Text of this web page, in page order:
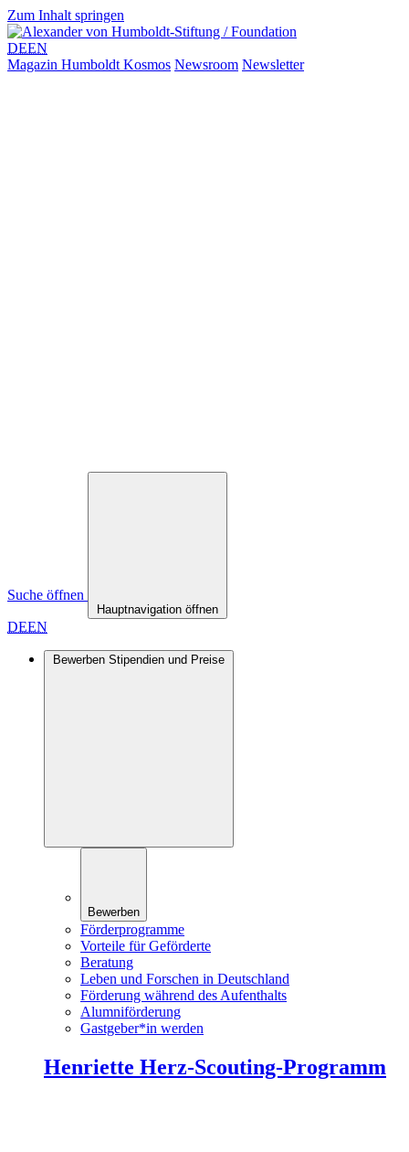
Zum Inhalt springen
DEEN
Magazin Humboldt Kosmos Newsroom Newsletter
Suche öffnen
Hauptnavigation öffnen
DEEN
Bewerben Stipendien und Preise
Bewerben
Förderprogramme
Vorteile für Geförderte
Beratung
Leben und Forschen in Deutschland
Förderung während des Aufenthalts
Alumniförderung
Gastgeber*in werden
Henriette Herz-Scouting-Programm